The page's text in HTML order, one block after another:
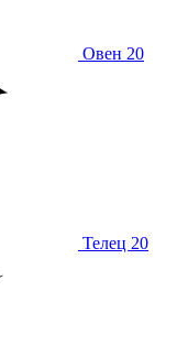
Овен 20
Телец 20